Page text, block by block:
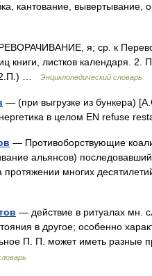
кантование,
я; ср. к
книги, листков календаря.
…
Энциклопедический словарь
— (при выгрузке из бункера)
в целом EN refuse
— Противоборствующие
альянсов)
протяжении многих
— действие в ритуалах мн.
в другое; особенно
П. П. может иметь разные